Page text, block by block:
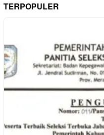
TERPOPULER